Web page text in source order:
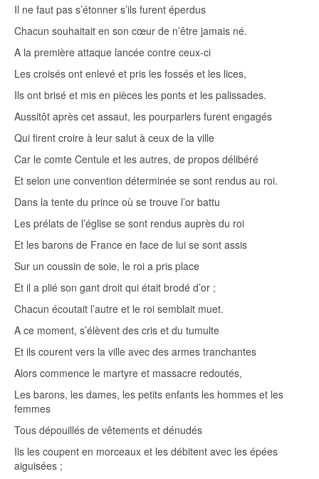
Il ne faut pas s’étonner s’ils furent éperdus
Chacun souhaitait en son cœur de n’être jamais né.
A la première attaque lancée contre ceux-ci
Les croisés ont enlevé et pris les fossés et les lices,
Ils ont brisé et mis en pièces les ponts et les palissades.
Aussitôt après cet assaut, les pourparlers furent engagés
Qui firent croire à leur salut à ceux de la ville
Car le comte Centule et les autres, de propos délibéré
Et selon une convention déterminée se sont rendus au roi.
Dans la tente du prince où se trouve l’or battu
Les prélats de l’église se sont rendus auprès du roi
Et les barons de France en face de lui se sont assis
Sur un coussin de soie, le roi a pris place
Et il a plié son gant droit qui était brodé d’or ;
Chacun écoutait l’autre et le roi semblait muet.
A ce moment, s’élèvent des cris et du tumulte
Et ils courent vers la ville avec des armes tranchantes
Alors commence le martyre et massacre redoutés,
Les barons, les dames, les petits enfants les hommes et les
femmes
Tous dépouillés de vêtements et dénudés
Ils les coupent en morceaux et les débitent avec les épées
aiguisées ;